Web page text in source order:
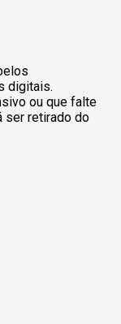
digitais.
ou que falte
ser retirado do